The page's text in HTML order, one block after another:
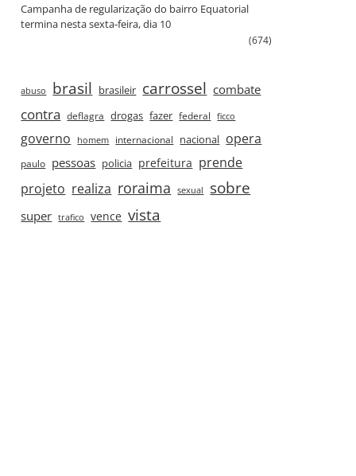
Campanha de regularização do bairro Equatorial
termina nesta sexta‑feira, dia 10
(674)
abuso brasil brasileir carrossel combate
contra deflagra drogas fazer federal ficco
governo homem internacional nacional opera
paulo pessoas policia prefeitura prende
projeto realiza roraima sexual sobre
super trafico vence vista